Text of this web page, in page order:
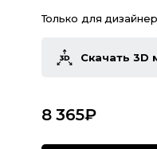
Только для
Скачать 3D
8 365₽